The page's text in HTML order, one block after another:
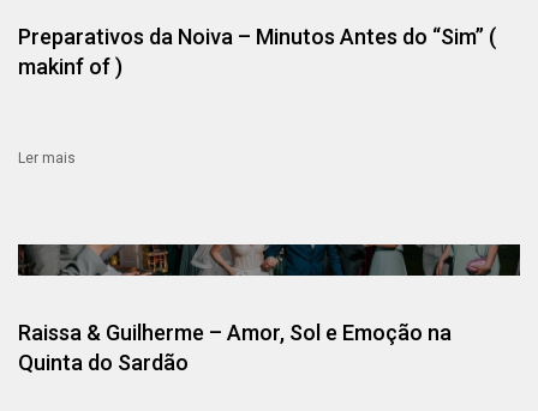
Preparativos da Noiva – Minutos Antes do “Sim” (
makinf of )
Ler mais
Raissa & Guilherme – Amor, Sol e Emoção na
Quinta do Sardão